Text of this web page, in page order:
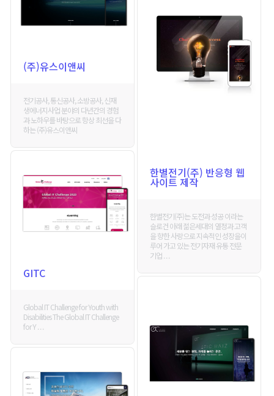
(주)유스이앤씨
전기공사, 통신공사, 소방공사, 신재
생에너지사업 분야의 다년간의 경험
과 노하우를 바탕으로 항상 최선을 다
하는 (주)유스이앤씨
한별전기(주) 반응형 웹
사이트 제작
한별전기(주)는 도전과 성공 이라는
슬로건 아래 젊은세대의 열정과 고객
을 향한 사랑으로 지속적인 성장을이
루어 가고 있는 전기자재 유통 전문
기업 . . .
GITC
Global IT Challenge for Youth with
Disabilities The Global IT Challenge
for Y . . .